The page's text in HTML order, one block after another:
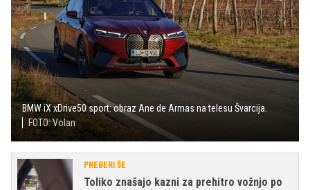
BMW iX xDrive50 sport: obraz Ane de Armas na telesu Švarcija.
FOTO: Volan
PREBERI ŠE
Toliko znašajo kazni za prehitro vožnjo po